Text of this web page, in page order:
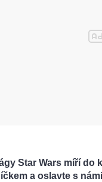
Star Wars míří do
a oslavte s